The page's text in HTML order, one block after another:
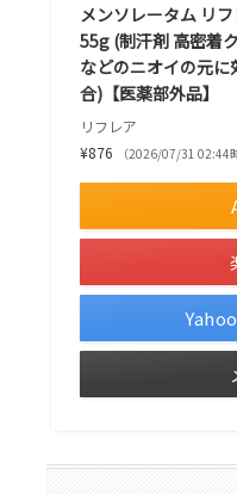
メンソレータム リ
55g (制汗剤 高密着
などのニオイの元に
合)【医薬部外品】
リフレア
¥876
（2026/07/31 02:44